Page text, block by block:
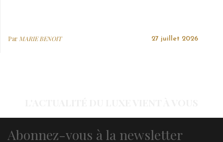
ParMARIE BENOIT 27 juillet 2026
Abonnez-vous à la newsletter